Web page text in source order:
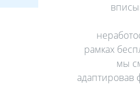
рамках
мы
адаптировав